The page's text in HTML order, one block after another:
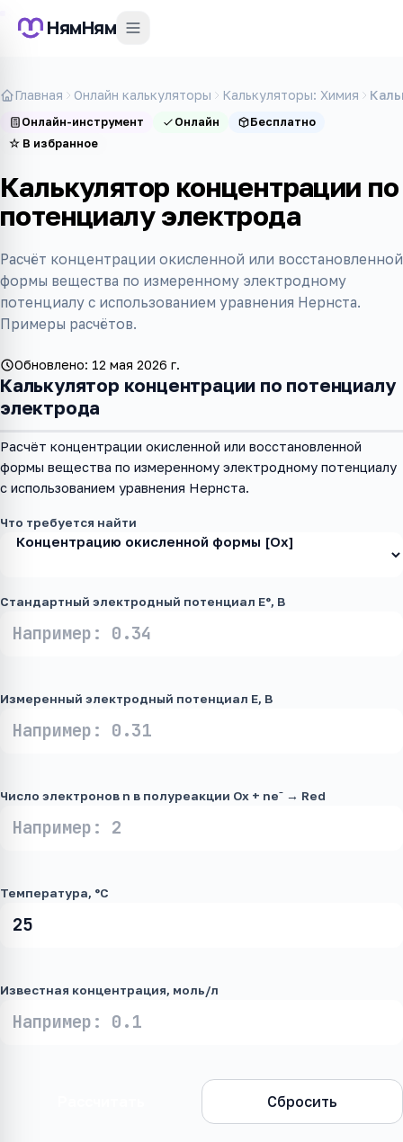
НямНям
Главная Онлайн калькуляторы Калькуляторы: Химия
Онлайн-инструмент Онлайн
Бесплатно
☆ В избранное
Калькулятор концентрации по
потенциалу электрода
Расчёт концентрации окисленной или восстановленной
формы вещества по измеренному электродному
потенциалу с использованием уравнения Нернста.
Примеры расчётов.
Обновлено: 12 мая 2026 г.
Калькулятор концентрации по потенциалу
электрода
Расчёт концентрации окисленной или восстановленной
формы вещества по измеренному электродному потенциалу
с использованием уравнения Нернста.
Что требуется найти
Стандартный электродный потенциал E°, В
Измеренный электродный потенциал E, В
Число электронов n в полуреакции Ox + ne⁻ → Red
Температура, °C
Известная концентрация, моль/л
Сбросить